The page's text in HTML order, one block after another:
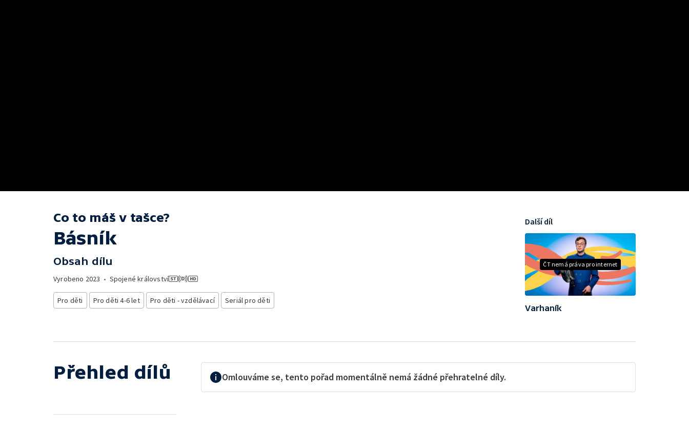
Co to máš v tašce?
Básník
Obsah dílu
Vyrobeno 2023 • Spojené království
Pro děti Pro děti 4-6 let Pro děti - vzdělávací Seriál pro děti
ČT nemá práva pro internet
Další díl
Varhaník
Přehled dílů Omlouváme se, tento pořad momentálně nemá žádné přehratelné díly.